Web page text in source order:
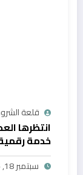
قلعة
انتظرها
خدمة
المغرب
سبتمبر 18, 2025